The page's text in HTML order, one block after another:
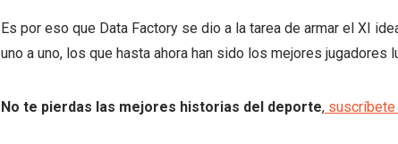
Es por eso que Data Factory se dio a la tarea de armar el XI
uno a uno, los que hasta ahora han sido los mejores jugadores
No te pierdas las mejores historias del deporte, suscríbete